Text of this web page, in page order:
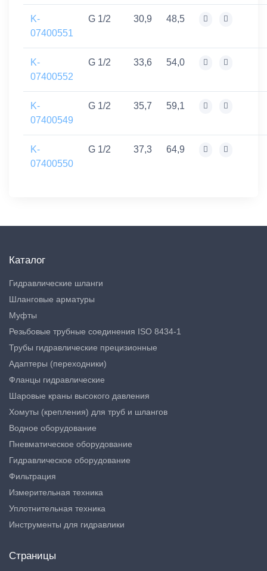
K-
07400551
G 1/2 30,9 48,5
K-
07400552
G 1/2 33,6 54,0
K-
07400549
G 1/2 35,7 59,1
K-
07400550
G 1/2 37,3 64,9
Каталог
Гидравлические шланги
Шланговые арматуры
Муфты
Резьбовые трубные соединения ISO 8434-1
Трубы гидравлические прецизионные
Адаптеры (переходники)
Фланцы гидравлические
Шаровые краны высокого давления
Хомуты (крепления) для труб и шлангов
Водное оборудование
Пневматическое оборудование
Гидравлическое оборудование
Фильтрация
Измерительная техника
Уплотнительная техника
Инструменты для гидравлики
Страницы